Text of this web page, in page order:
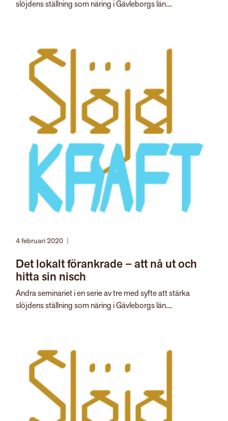
slöjdens ställning som näring i Gävleborgs län....
4 februari 2020 |
Det lokalt förankrade – att nå ut och
hitta sin nisch
Andra seminariet i en serie av tre med syfte att stärka
slöjdens ställning som näring i Gävleborgs län....